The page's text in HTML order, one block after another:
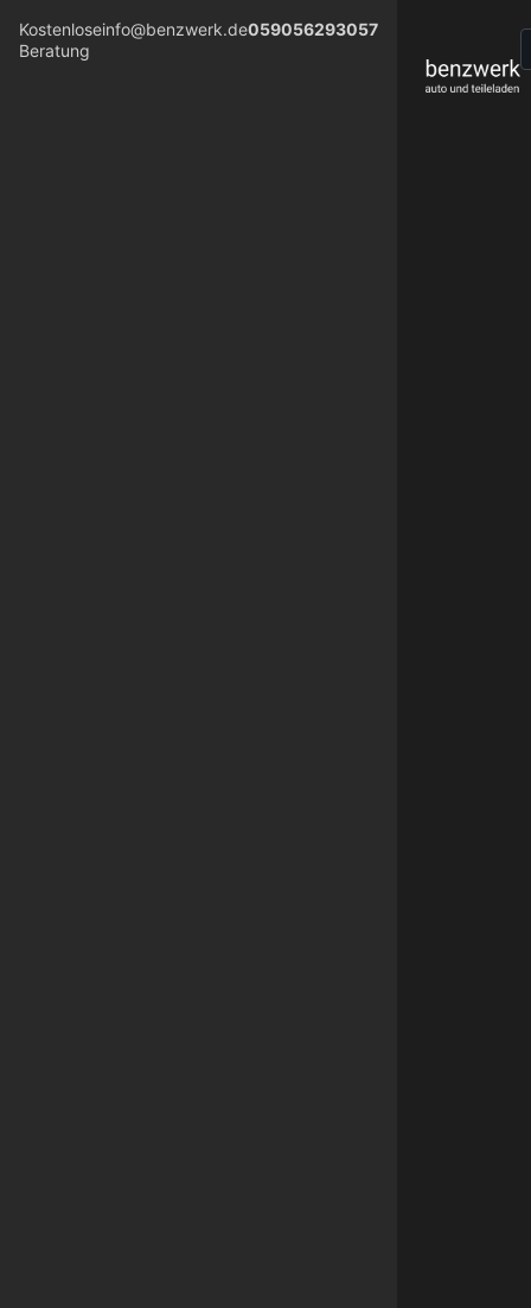
Kostenlose
Beratung
info@benzwerk.de059056293057